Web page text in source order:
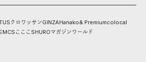
クロワッサンGINZAHanako& Premiumcolocal
MCS こここ SHUROマガジンワールド